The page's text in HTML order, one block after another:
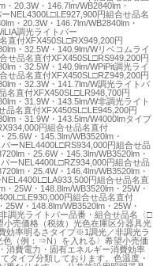
20.3W・146.7lm/WB2840lm・
NEL4300L□LE927,900円組合せ品名
・20.3W・146.7lm/WB2840lm・
調光ライトバー
直付XFX450SL□RX949,200円
・32.5W・140.9lm/Wリベコムライ
せ品名直付XFX450SL□RS949,200円
・32.5W・140.9lm/WPiPit調光ライ
せ品名直付XFX450SL□RZ949,200円
・32.3W・141.7lm/W調光ライトバ
名直付XFX450SL□LR948,700円
・31.9W・143.5lm/W非調光ライト
品名直付XFX450SL□LE945,200円
・31.9W・143.5lm/W4000lmタイプ
円組合せ品名直付
25.6W・145.3lm/WB3520lm・
ーNEL4400L□RS934,000円組合せ品
・25.6W・145.3lm/WB3520lm・
ーNEL4400L□RZ934,000円組合せ品
・25.4W・146.4lm/WB3520lm・
円組合せ品名直
25W・148.8lm/WB3520lm・25W・
円組合せ品名直付
・148.8lm/WB3520lm・25W・
調光ライトバー品番・組合せ品名〈□
売価格（税抜）光色在庫区分器具光
効率明るさタイプ※1調光／非調光ラ
色（例：⇒N）を入れる〉希望小売価
消費電力・固有エネルギー消費効率
タイプ分類しております。色温度・